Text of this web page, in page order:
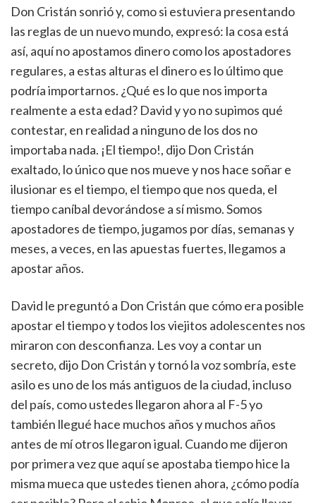
Don Cristán sonrió y, como si estuviera presentando
las reglas de un nuevo mundo, expresó: la cosa está
así, aquí no apostamos dinero como los apostadores
regulares, a estas alturas el dinero es lo último que
podría importarnos. ¿Qué es lo que nos importa
realmente a esta edad? David y yo no supimos qué
contestar, en realidad a ninguno de los dos no
importaba nada. ¡El tiempo!, dijo Don Cristán
exaltado, lo único que nos mueve y nos hace soñar e
ilusionar es el tiempo, el tiempo que nos queda, el
tiempo caníbal devorándose a sí mismo. Somos
apostadores de tiempo, jugamos por días, semanas y
meses, a veces, en las apuestas fuertes, llegamos a
apostar años.
David le preguntó a Don Cristán que cómo era posible
apostar el tiempo y todos los viejitos adolescentes nos
miraron con desconfianza. Les voy a contar un
secreto, dijo Don Cristán y tornó la voz sombría, este
asilo es uno de los más antiguos de la ciudad, incluso
del país, como ustedes llegaron ahora al F-5 yo
también llegué hace muchos años y muchos años
antes de mí otros llegaron igual. Cuando me dijeron
por primera vez que aquí se apostaba tiempo hice la
misma mueca que ustedes tienen ahora, ¿cómo podía